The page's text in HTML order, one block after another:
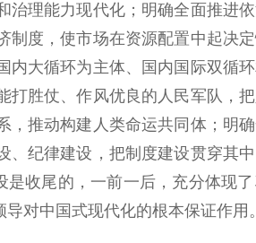
理能力现代化；明确全面推进
度，使市场在资源配置中起决
大循环为主体、国内国际双循
胜仗、作风优良的人民军队，
推动构建人类命运共同体；明
纪律建设，把制度建设贯穿其
收尾的，一前一后，充分体现
对中国式现代化的根本保证作用。